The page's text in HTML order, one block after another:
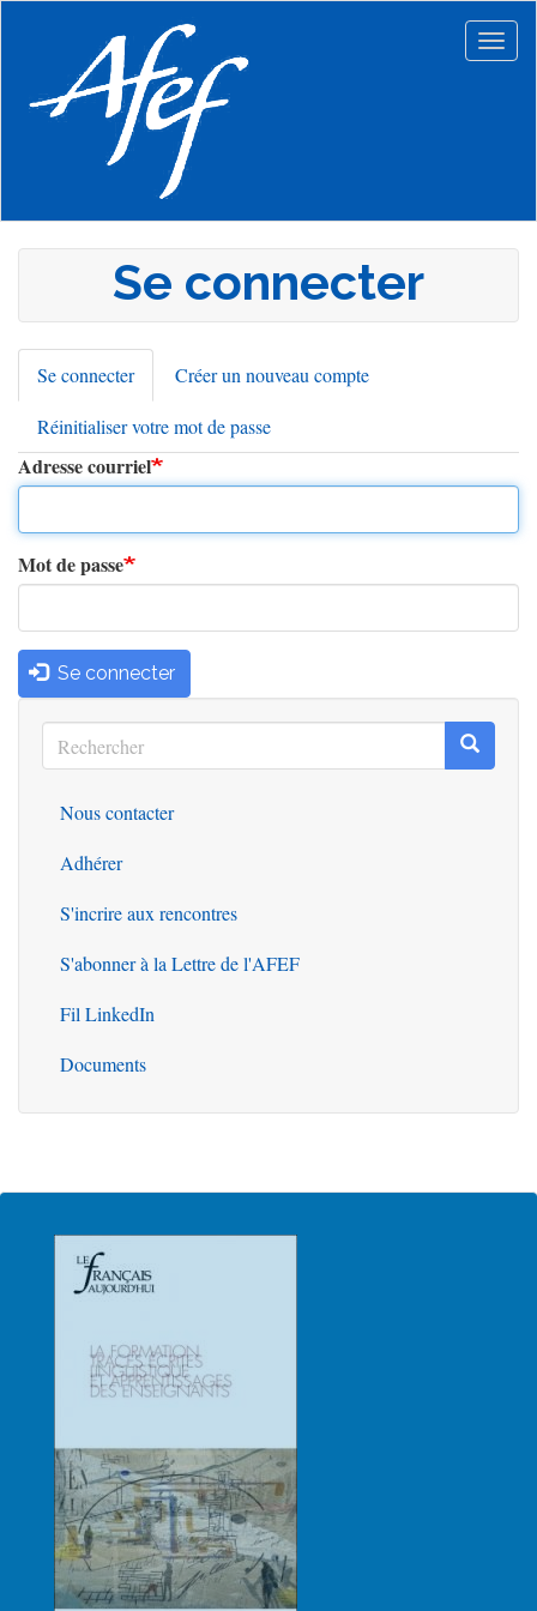
principal
Se connecter
Onglets
principaux
Se connecter(onglet
actif)
Créer un nouveau compte
Réinitialiser votre mot de passe
Adresse courriel
Mot de passe
Se connecter
Rechercher
Rechercher
Outils
Nous contacter
Adhérer
S'incrire aux rencontres
S'abonner à la Lettre de l'AFEF
Fil LinkedIn
Documents